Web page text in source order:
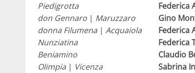
Piedigrotta
Federica
don Gennaro | Maruzzaro
Gino
donna Filumena | Acquaiola
Federica
Nunziatina
Federica
Beniamino
Claudio
Olimpia | Vicenza
Sabrina